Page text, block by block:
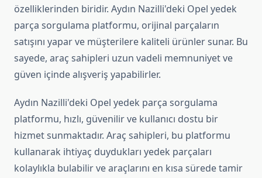
özelliklerinden biridir. Aydın Nazilli'deki Opel yedek
parça sorgulama platformu, orijinal parçaların
satışını yapar ve müşterilere kaliteli ürünler sunar. Bu
sayede, araç sahipleri uzun vadeli memnuniyet ve
güven içinde alışveriş yapabilirler.
Aydın Nazilli'deki Opel yedek parça sorgulama
platformu, hızlı, güvenilir ve kullanıcı dostu bir
hizmet sunmaktadır. Araç sahipleri, bu platformu
kullanarak ihtiyaç duydukları yedek parçaları
kolaylıkla bulabilir ve araçlarını en kısa sürede tamir